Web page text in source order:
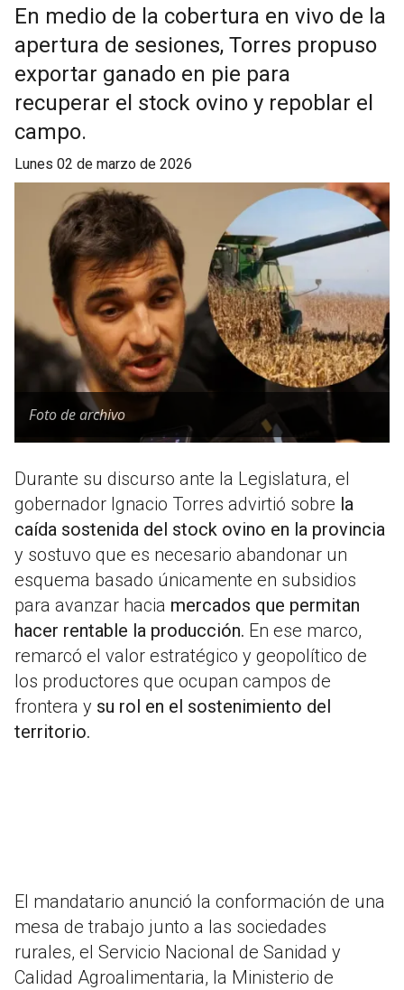
En medio de la cobertura en vivo de la
apertura de sesiones, Torres propuso
exportar ganado en pie para
recuperar el stock ovino y repoblar el
campo.
lunes 02 de marzo de 2026
Foto de archivo
Durante su discurso ante la Legislatura, el
gobernador Ignacio Torres advirtió sobre la
caída sostenida del stock ovino en la provincia
y sostuvo que es necesario abandonar un
esquema basado únicamente en subsidios
para avanzar hacia mercados que permitan
hacer rentable la producción. En ese marco,
remarcó el valor estratégico y geopolítico de
los productores que ocupan campos de
frontera y su rol en el sostenimiento del
territorio.
El mandatario anunció la conformación de una
mesa de trabajo junto a las sociedades
rurales, el Servicio Nacional de Sanidad y
Calidad Agroalimentaria, la Ministerio de